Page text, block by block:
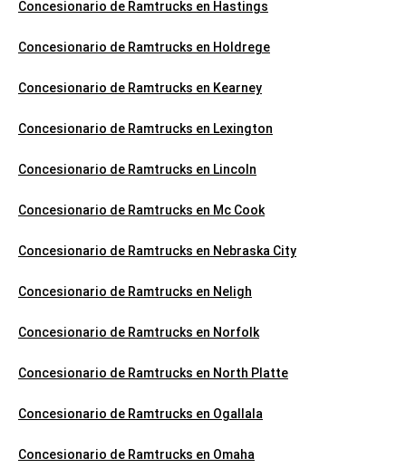
Concesionario de Ramtrucks en Hastings
Concesionario de Ramtrucks en Holdrege
Concesionario de Ramtrucks en Kearney
Concesionario de Ramtrucks en Lexington
Concesionario de Ramtrucks en Lincoln
Concesionario de Ramtrucks en Mc Cook
Concesionario de Ramtrucks en Nebraska City
Concesionario de Ramtrucks en Neligh
Concesionario de Ramtrucks en Norfolk
Concesionario de Ramtrucks en North Platte
Concesionario de Ramtrucks en Ogallala
Concesionario de Ramtrucks en Omaha